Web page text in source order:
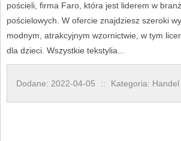
pościeli, firma Faro, która jest liderem w
pościelowych. W ofercie znajdziesz szeroki
modnym, atrakcyjnym wzornictwie, w tym
dla dzieci. Wszystkie tekstylia...
Dodane: 2022-04-05 :: Kategoria: